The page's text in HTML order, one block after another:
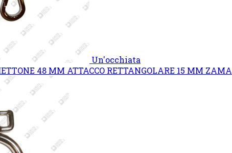
Un'occhiata
48 MM ATTACCO RETTANGOLARE 15 MM ZAMA